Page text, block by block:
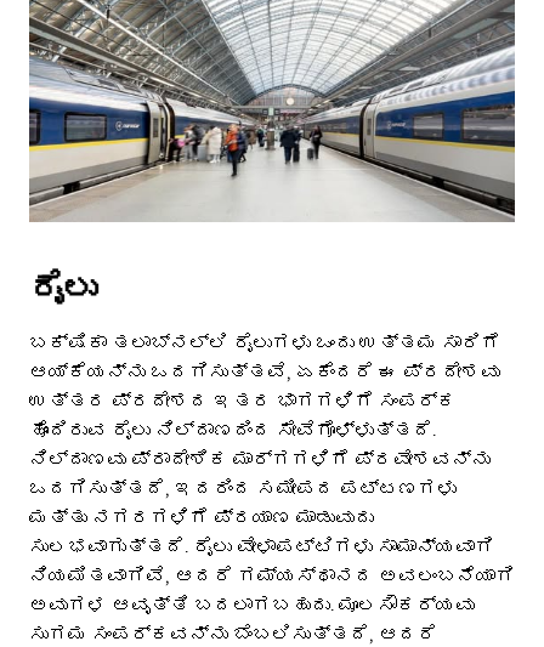
ರೈಲು
ಬಕ್ಷಿಕಾ ತಲಾಬ್‌ನಲ್ಲಿ ರೈಲುಗಳು ಒಂದು ಉತ್ತಮ ಸಾರಿಗೆ
ಆಯ್ಕೆಯನ್ನು ಒದಗಿಸುತ್ತವೆ, ಏಕೆಂದರೆ ಈ ಪ್ರದೇಶವು
ಉತ್ತರ ಪ್ರದೇಶದ ಇತರ ಭಾಗಗಳಿಗೆ ಸಂಪರ್ಕ
ಹೊಂದಿರುವ ರೈಲು ನಿಲ್ದಾಣದಿಂದ ಸೇವೆಗೊಳ್ಳುತ್ತದೆ.
ನಿಲ್ದಾಣವು ಪ್ರಾದೇಶಿಕ ಮಾರ್ಗಗಳಿಗೆ ಪ್ರವೇಶವನ್ನು
ಒದಗಿಸುತ್ತದೆ, ಇದರಿಂದ ಸಮೀಪದ ಪಟ್ಟಣಗಳು
ಮತ್ತು ನಗರಗಳಿಗೆ ಪ್ರಯಾಣ ಮಾಡುವುದು
ಸುಲಭವಾಗುತ್ತದೆ. ರೈಲು ವೇಳಾಪಟ್ಟಿಗಳು ಸಾಮಾನ್ಯವಾಗಿ
ನಿಯಮಿತವಾಗಿವೆ, ಆದರೆ ಗಮ್ಯಸ್ಥಾನದ ಅವಲಂಬನೆಯಾಗಿ
ಅವುಗಳ ಆವೃತ್ತಿ ಬದಲಾಗಬಹುದು. ಮೂಲಸೌಕರ್ಯವು
ಸುಗಮ ಸಂಪರ್ಕವನ್ನು ಬೆಂಬಲಿಸುತ್ತದೆ, ಆದರೆ